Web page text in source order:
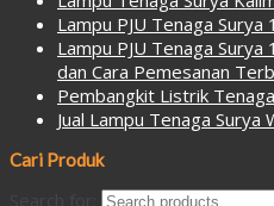
Lampu PJU Tenaga
Lampu PJU Tenaga
dan Cara Pemesanan
Pembangkit Listrik
Jual Lampu Tenaga Surya
Cari Produk
Search for: